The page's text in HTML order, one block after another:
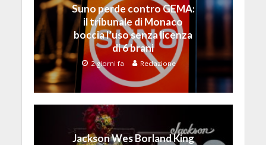
Suno perde contro GEMA:
il tribunale di Monaco
boccia l’uso senza licenza
di 6 brani
2 giorni fa Redazione
Jackson Wes Borland King